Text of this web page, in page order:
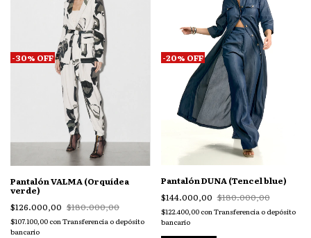
-30% OFF
Pantalón VALMA (Orquídea
verde)
$126.000,00 $180.000,00
$107.100,00 con Transferencia o depósito
bancario
-20% OFF
Pantalón DUNA (Tencel blue)
$144.000,00 $180.000,00
$122.400,00 conTransferencia o depósito
bancario